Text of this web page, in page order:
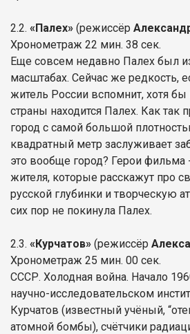
2.2. «Палех» (режиссёр
Хронометраж 22 мин. 38 сек.
Еще совсем недавно Палех был
масштабах. Сейчас же редкость,
житель России вспомнит, хотя бы
страны находится Палех. Как
город с самой большой
квадратный метр заслуживает
это вообще город? Герои
жителя, которые расскажут про
русской глубинки и творческую
сих пор не покинула Палех.
2.3. «Курчатов» (режиссёр
Хронометраж 25 мин. 00 сек.
CCCР. Холодная война. Начало
научно-исследовательском
Курчатов (известный учёный,
атомной бомбы), счётчики